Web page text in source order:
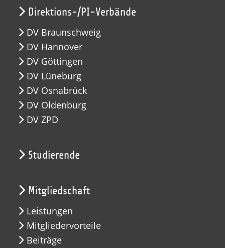
Direktions-/PI-Verbände
DV Braunschweig
DV Hannover
DV Göttingen
DV Lüneburg
DV Osnabrück
DV Oldenburg
DV ZPD
Studierende
Mitgliedschaft
Leistungen
Mitgliedervorteile
Beiträge